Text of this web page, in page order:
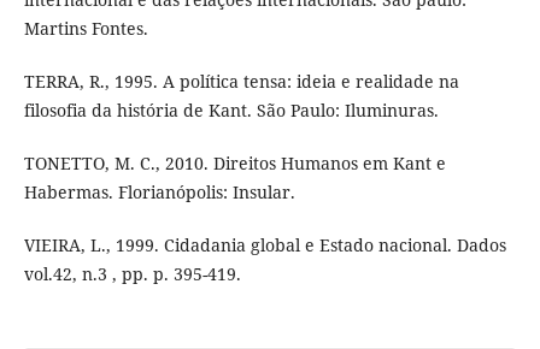
Martins Fontes.
TERRA, R., 1995. A política tensa: ideia e realidade na
filosofia da história de Kant. São Paulo: Iluminuras.
TONETTO, M. C., 2010. Direitos Humanos em Kant e
Habermas. Florianópolis: Insular.
VIEIRA, L., 1999. Cidadania global e Estado nacional. Dados
vol.42, n.3 , pp. p. 395-419.